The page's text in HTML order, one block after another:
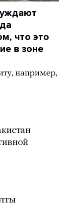
что это
в зоне
например,